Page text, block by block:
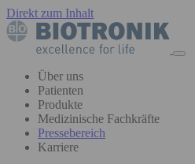
Direkt zum Inhalt
Über uns
Patienten
Produkte
Medizinische Fachkräfte
Pressebereich
Karriere